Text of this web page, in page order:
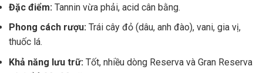
Đặc điểm: Tannin vừa phải, acid cân bằng.
Phong cách rượu: Trái cây đỏ (dâu, anh đào), vani, gia vị,
thuốc lá.
Khả năng lưu trữ: Tốt, nhiều dòng Reserva và Gran Reserva